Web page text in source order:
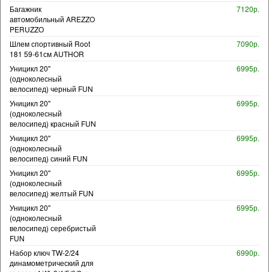
Багажник
автомобильный AREZZO
PERUZZO
7120р.
Шлем спортивный Root
181 59-61см AUTHOR
7090р.
Уницикл 20"
(одноколесный
велосипед) черный FUN
6995р.
Уницикл 20"
(одноколесный
велосипед) красный FUN
6995р.
Уницикл 20"
(одноколесный
велосипед) синий FUN
6995р.
Уницикл 20"
(одноколесный
велосипед) желтый FUN
6995р.
Уницикл 20"
(одноколесный
велосипед) серебристый
FUN
6995р.
Набор ключ TW-2/24
динамометрический для
6990р.